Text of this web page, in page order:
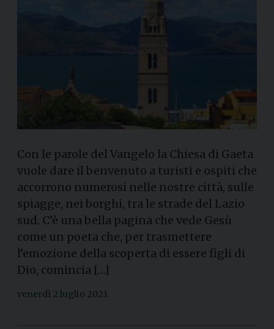
Con le parole del Vangelo la Chiesa di Gaeta
vuole dare il benvenuto a turisti e ospiti che
accorrono numerosi nelle nostre città, sulle
spiagge, nei borghi, tra le strade del Lazio
sud. C’è una bella pagina che vede Gesù
come un poeta che, per trasmettere
l’emozione della scoperta di essere figli di
Dio, comincia […]
venerdì 2 luglio 2021